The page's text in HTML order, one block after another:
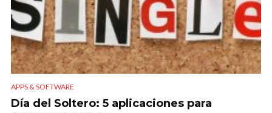
APPS & SOFTWARE
Día del Soltero: 5 aplicaciones para